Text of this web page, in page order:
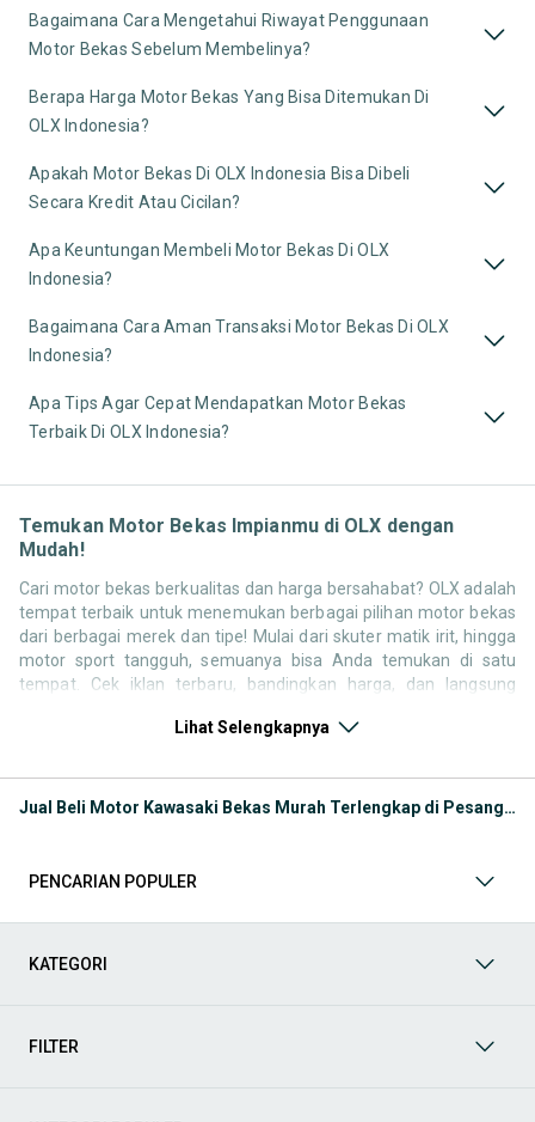
Bagaimana Cara Mengetahui Riwayat Penggunaan
Motor Bekas Sebelum Membelinya?
Berapa Harga Motor Bekas Yang Bisa Ditemukan Di
OLX Indonesia?
Apakah Motor Bekas Di OLX Indonesia Bisa Dibeli
Secara Kredit Atau Cicilan?
Apa Keuntungan Membeli Motor Bekas Di OLX
Indonesia?
Bagaimana Cara Aman Transaksi Motor Bekas Di OLX
Indonesia?
Apa Tips Agar Cepat Mendapatkan Motor Bekas
Terbaik Di OLX Indonesia?
Temukan Motor Bekas Impianmu di OLX dengan
Mudah!
Cari motor bekas berkualitas dan harga bersahabat? OLX adalah
tempat terbaik untuk menemukan berbagai pilihan motor bekas
dari berbagai merek dan tipe! Mulai dari skuter matik irit, hingga
motor sport tangguh, semuanya bisa Anda temukan di satu
tempat. Cek iklan terbaru, bandingkan harga, dan langsung
motor bekas, jangan lewatkan juga kategori pendukung lainnya
atau bekas
Mulai dari box motor, windshield, jok custom, spion, hingga
sekadar menambah kenyamanan berkendara.
cross, dalam kondisi baru maupun bekas layak pakai.
Lihat Selengkapnya
Jual Beli Motor Kawasaki Bekas Murah Terlengkap di Pesanggrahan
PENCARIAN POPULER
KATEGORI
FILTER